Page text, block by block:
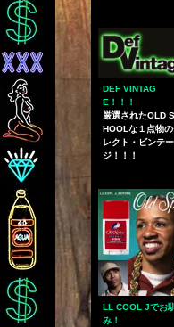
DEF VINTAG
E！！！
厳選されたOLD
HOOLな１点物
レクト・ビンテー
ジ！！！
LL COOL Jでお
み！